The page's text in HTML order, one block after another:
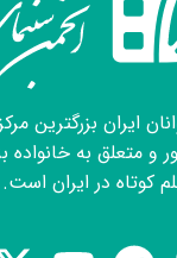
ایران بزرگترین
و متعلق به خانواده
کوتاه در ایران است.